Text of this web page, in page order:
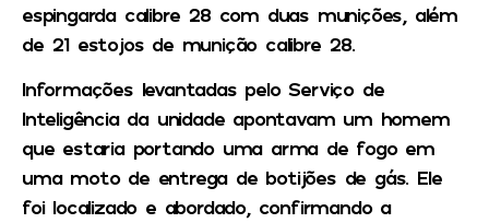
espingarda calibre 28 com duas munições, além
de 21 estojos de munição calibre 28.
Informações levantadas pelo Serviço de
Inteligência da unidade apontavam um homem
que estaria portando uma arma de fogo em
uma moto de entrega de botijões de gás. Ele
foi localizado e abordado, confirmando a